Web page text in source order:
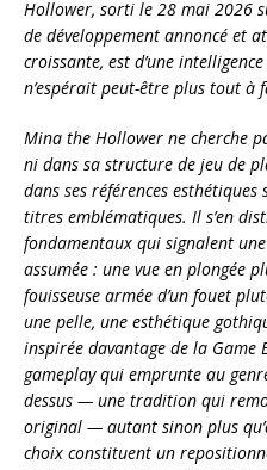
Hollower, sorti le 28 mai 2026
de développement annoncé et
croissante, est d’une
n’espérait peut-être plus tout à
Mina the Hollower ne cherche
ni dans sa structure de jeu de
dans ses références esthétiques
titres emblématiques. Il s’en
fondamentaux qui signalent
assumée : une vue en plongée
fouisseuse armée d’un fouet
une pelle, une esthétique
inspirée davantage de la Game
gameplay qui emprunte au
dessus — une tradition qui
original — autant sinon plus
choix constituent un